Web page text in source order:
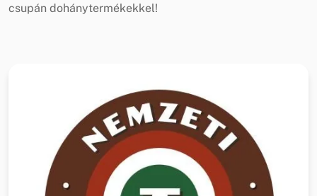
csupán dohánytermékekkel!